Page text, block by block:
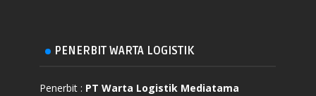
PENERBIT WARTA LOGISTIK
Penerbit : PT Warta Logistik Mediatama